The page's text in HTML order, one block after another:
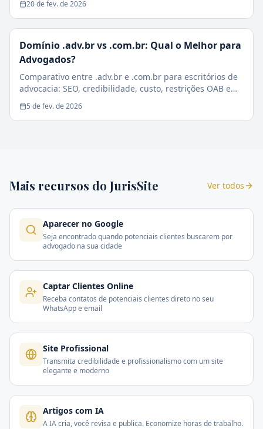
20 de fev. de 2026
Domínio .adv.br vs .com.br: Qual o Melhor para
Advogados?
Comparativo entre .adv.br e .com.br para escritórios de
advocacia: SEO, credibilidade, custo, restrições OAB e
impacto na conversão de clientes.
5 de fev. de 2026
Mais recursos do JurisSite Ver todos
Aparecer no Google
Seja encontrado quando potenciais clientes buscarem por
advogado na sua cidade
Captar Clientes Online
Receba contatos de potenciais clientes direto no seu
WhatsApp e email
Site Profissional
Transmita credibilidade e profissionalismo com um site
elegante e moderno
Artigos com IA
A IA cria, você revisa e publica. Economize horas de trabalho.